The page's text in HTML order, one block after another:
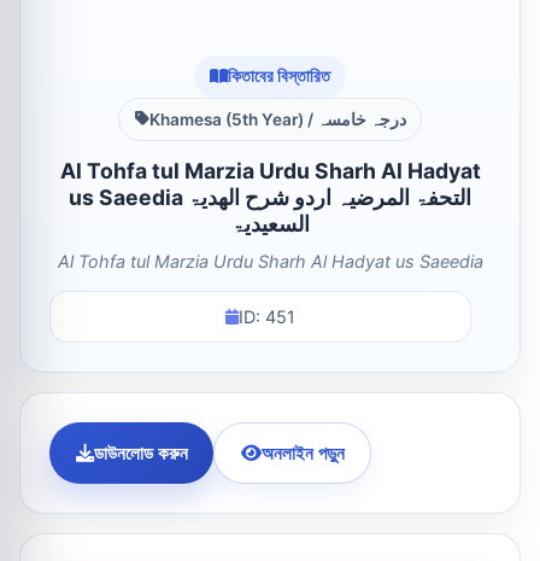
কিতাবের বিস্তারিত
Khamesa (5th Year) / درجہ خامسہ
Al Tohfa tul Marzia Urdu Sharh Al Hadyat
us Saeedia التحفۃ المرضیہ اردو شرح الھدیۃ
السعیدیۃ
Al Tohfa tul Marzia Urdu Sharh Al Hadyat us Saeedia
ID: 451
ডাউনলোড করুন অনলাইন পড়ুন